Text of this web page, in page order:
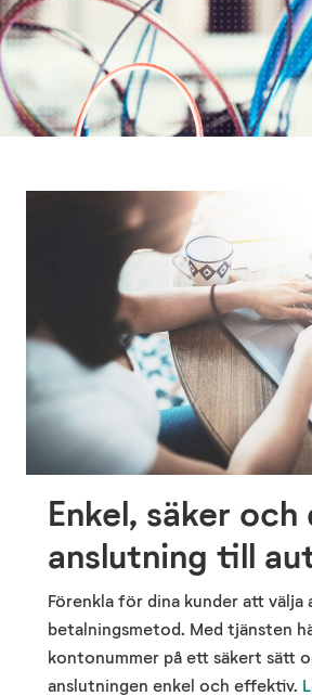
Enkel, säker
anslutning till
Förenkla för dina kunder att välja
betalningsmetod. Med tjänsten
kontonummer på ett säkert sätt
anslutningen enkel och effektiv.